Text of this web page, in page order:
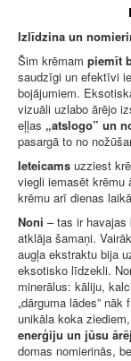
Izlīdzina un
Šim krēmam piemīt
saudzīgi un efektīvi
bojājumiem.
vizuāli uzlabo ārējo
eļļas „atslogo” un
pasargā to no
Ieteicams uzziest
viegli iemasēt krēmu
krēmu arī dienas
Noni – tas ir havajas
atklāja šamaņi.
augļa ekstraktu bija
eksotisko līdzekli.
minerālus: kāliju,
„dārguma lādes”
unikāla koka
enerģiju un jūsu
domas nomierinās,